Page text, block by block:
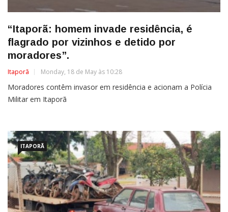
“Itaporã: homem invade residência, é
flagrado por vizinhos e detido por
moradores”.
Itaporã Monday, 18 de May às 10:28
Moradores contêm invasor em residência e acionam a Polícia
Militar em Itaporã
ITAPORÃ